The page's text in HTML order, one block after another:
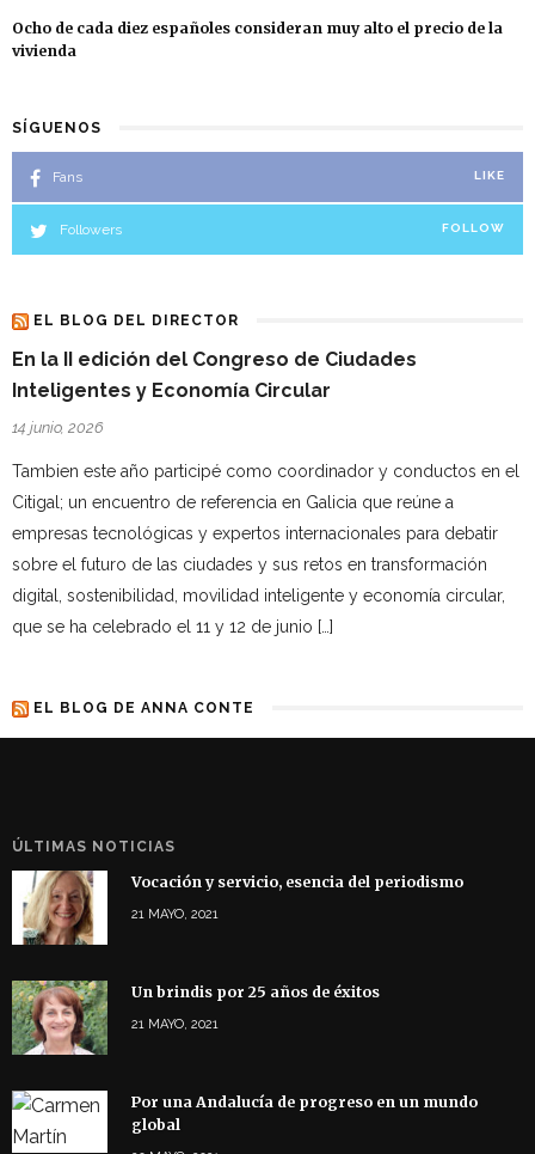
Ocho de cada diez españoles consideran muy alto el precio de la
vivienda
SÍGUENOS
Fans LIKE
Followers FOLLOW
EL BLOG DEL DIRECTOR
En la II edición del Congreso de Ciudades
Inteligentes y Economía Circular
14 junio, 2026
Tambien este año participé como coordinador y conductos en el
Citigal; un encuentro de referencia en Galicia que reúne a
empresas tecnológicas y expertos internacionales para debatir
sobre el futuro de las ciudades y sus retos en transformación
digital, sostenibilidad, movilidad inteligente y economía circular,
que se ha celebrado el 11 y 12 de junio […]
EL BLOG DE ANNA CONTE
ÚLTIMAS NOTICIAS
Vocación y servicio, esencia del periodismo
21 MAYO, 2021
Un brindis por 25 años de éxitos
21 MAYO, 2021
Por una Andalucía de progreso en un mundo
global